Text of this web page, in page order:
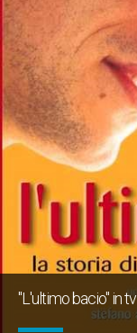
"L'ultimo bacio" in tv